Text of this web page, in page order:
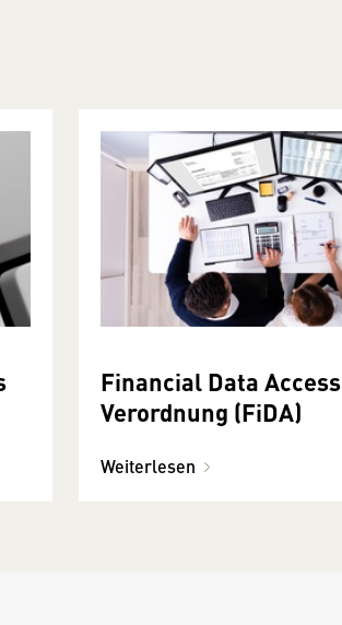
Financial Data Access
Verordnung (FiDA)
Weiterlesen